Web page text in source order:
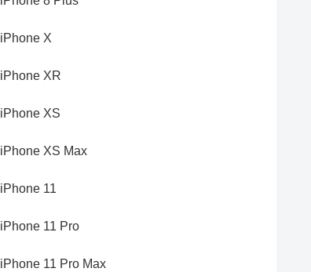
iPhone X
iPhone XR
iPhone XS
iPhone XS Max
iPhone 11
iPhone 11 Pro
iPhone 11 Pro Max